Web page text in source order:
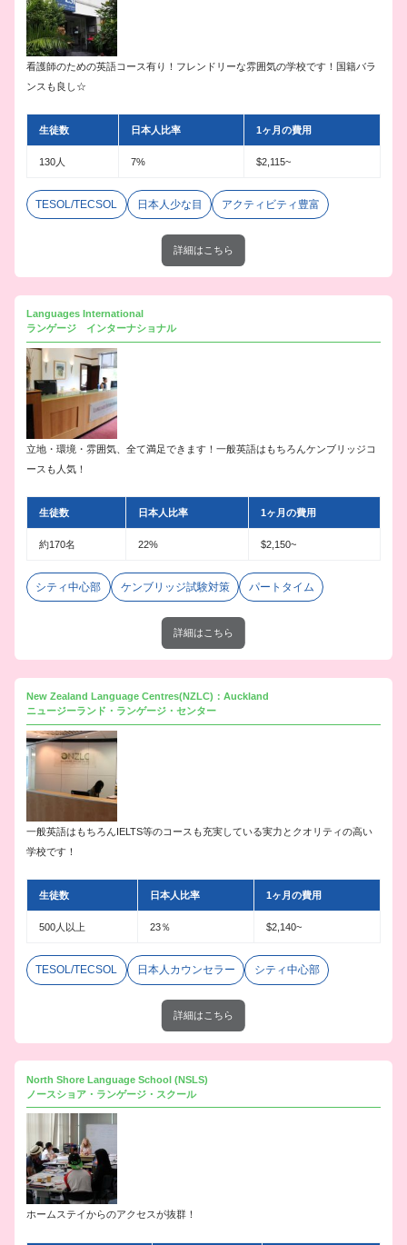
看護師のための英語コース有り！フレンドリーな雰囲気の学校です！国籍バラ
ンスも良し☆
生徒数 日本人比率 1ヶ月の費用
130人 7% $2,115~
TESOL/TECSOL 日本人少な目 アクティビティ豊富
詳細はこちら
Languages International
ランゲージ インターナショナル
立地・環境・雰囲気、全て満足できます！一般英語はもちろんケンブリッジコ
ースも人気！
生徒数 日本人比率 1ヶ月の費用
約170名 22% $2,150~
シティ中心部 ケンブリッジ試験対策 パートタイム
詳細はこちら
New Zealand Language Centres(NZLC)：Auckland
ニュージーランド・ランゲージ・センター
一般英語はもちろんIELTS等のコースも充実している実力とクオリティの高い
学校です！
生徒数 日本人比率 1ヶ月の費用
500人以上 23％ $2,140~
TESOL/TECSOL 日本人カウンセラー シティ中心部
詳細はこちら
North Shore Language School (NSLS)
ノースショア・ランゲージ・スクール
ホームステイからのアクセスが抜群！